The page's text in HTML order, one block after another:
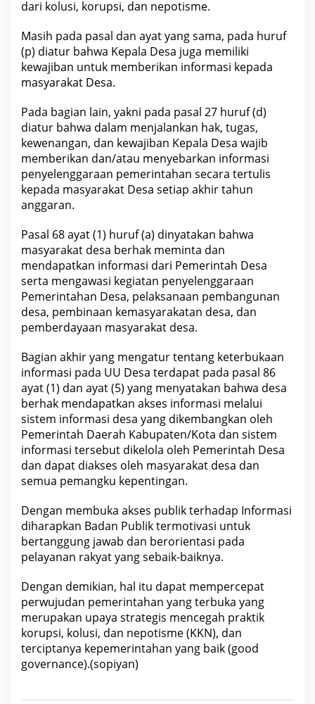
dari kolusi, korupsi, dan nepotisme.
Masih pada pasal dan ayat yang sama, pada huruf
(p) diatur bahwa Kepala Desa juga memiliki
kewajiban untuk memberikan informasi kepada
masyarakat Desa.
Pada bagian lain, yakni pada pasal 27 huruf (d)
diatur bahwa dalam menjalankan hak, tugas,
kewenangan, dan kewajiban Kepala Desa wajib
memberikan dan/atau menyebarkan informasi
penyelenggaraan pemerintahan secara tertulis
kepada masyarakat Desa setiap akhir tahun
anggaran.
Pasal 68 ayat (1) huruf (a) dinyatakan bahwa
masyarakat desa berhak meminta dan
mendapatkan informasi dari Pemerintah Desa
serta mengawasi kegiatan penyelenggaraan
Pemerintahan Desa, pelaksanaan pembangunan
desa, pembinaan kemasyarakatan desa, dan
pemberdayaan masyarakat desa.
Bagian akhir yang mengatur tentang keterbukaan
informasi pada UU Desa terdapat pada pasal 86
ayat (1) dan ayat (5) yang menyatakan bahwa desa
berhak mendapatkan akses informasi melalui
sistem informasi desa yang dikembangkan oleh
Pemerintah Daerah Kabupaten/Kota dan sistem
informasi tersebut dikelola oleh Pemerintah Desa
dan dapat diakses oleh masyarakat desa dan
semua pemangku kepentingan.
Dengan membuka akses publik terhadap Informasi
diharapkan Badan Publik termotivasi untuk
bertanggung jawab dan berorientasi pada
pelayanan rakyat yang sebaik-baiknya.
Dengan demikian, hal itu dapat mempercepat
perwujudan pemerintahan yang terbuka yang
merupakan upaya strategis mencegah praktik
korupsi, kolusi, dan nepotisme (KKN), dan
terciptanya kepemerintahan yang baik (good
governance).(sopiyan)